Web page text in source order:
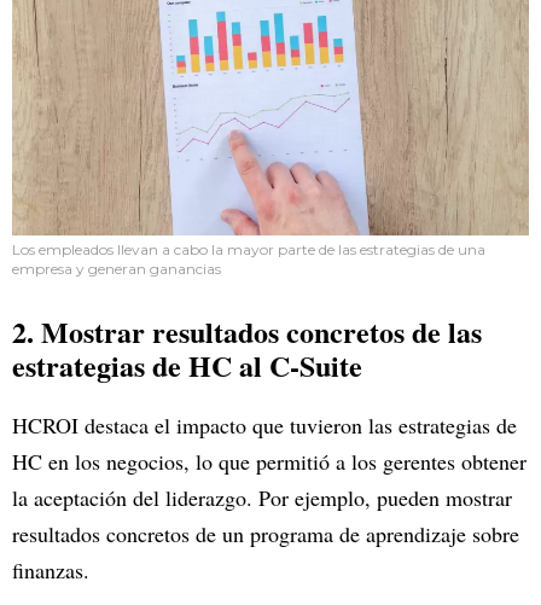
Los empleados llevan a cabo la mayor parte de las estrategias de una
empresa y generan ganancias
2. Mostrar resultados concretos de las
estrategias de HC al C-Suite
HCROI destaca el impacto que tuvieron las estrategias de
HC en los negocios, lo que permitió a los gerentes obtener
la aceptación del liderazgo. Por ejemplo, pueden mostrar
resultados concretos de un programa de aprendizaje sobre
finanzas.